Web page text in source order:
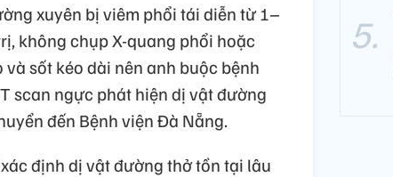
xuyên bị viêm phổi tái diễn từ 1–
không chụp X-quang phổi hoặc
sốt kéo dài nên anh buộc bệnh
scan ngực phát hiện dị vật đường
đến Bệnh viện Đà Nẵng.
định dị vật đường thở tồn tại lâu